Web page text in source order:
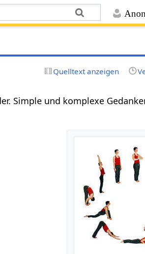
Quelltext anzeigen
Simple und komplexe